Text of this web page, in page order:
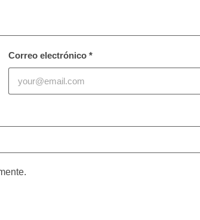
Correo electrónico *